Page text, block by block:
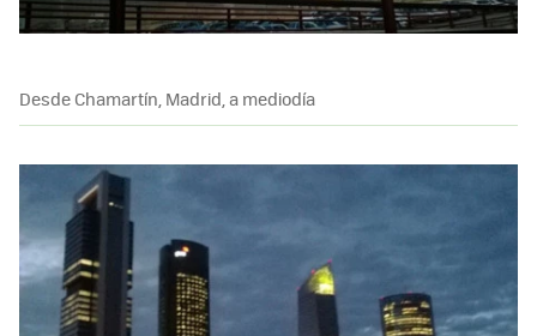
Desde Chamartín, Madrid, a mediodía